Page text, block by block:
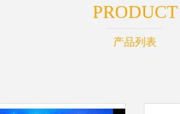
PRODUCT
产品列表